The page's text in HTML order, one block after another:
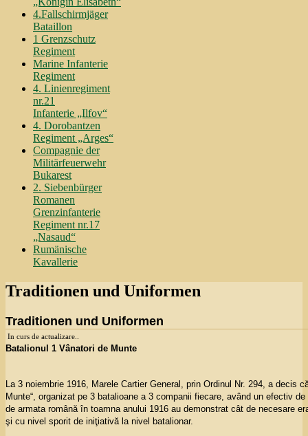
4.Fallschirmjäger
Bataillon
1 Grenzschutz
Regiment
Marine Infanterie
Regiment
4. Linienregiment
nr.21
Infanterie „Ilfov“
4. Dorobantzen
Regiment „Arges“
Compagnie der
Militärfeuerwehr
Bukarest
2. Siebenbürger
Romanen
Grenzinfanterie
Regiment nr.17
„Nasaud“
Rumänische
Kavallerie
Traditionen und Uniformen
Traditionen und Uniformen
In curs de actualizare..
Batalionul 1 Vânatori de Munte
La 3 noiembrie 1916, Marele Cartier General, prin Ordinul Nr. 294, a
Munte“, organizat pe 3 batalioane a 3 companii fiecare, având un efectiv
de armata română în toamna anului 1916 au demonstrat cât de necesare
şi cu nivel sporit de iniţiativă la nivel batalionar.